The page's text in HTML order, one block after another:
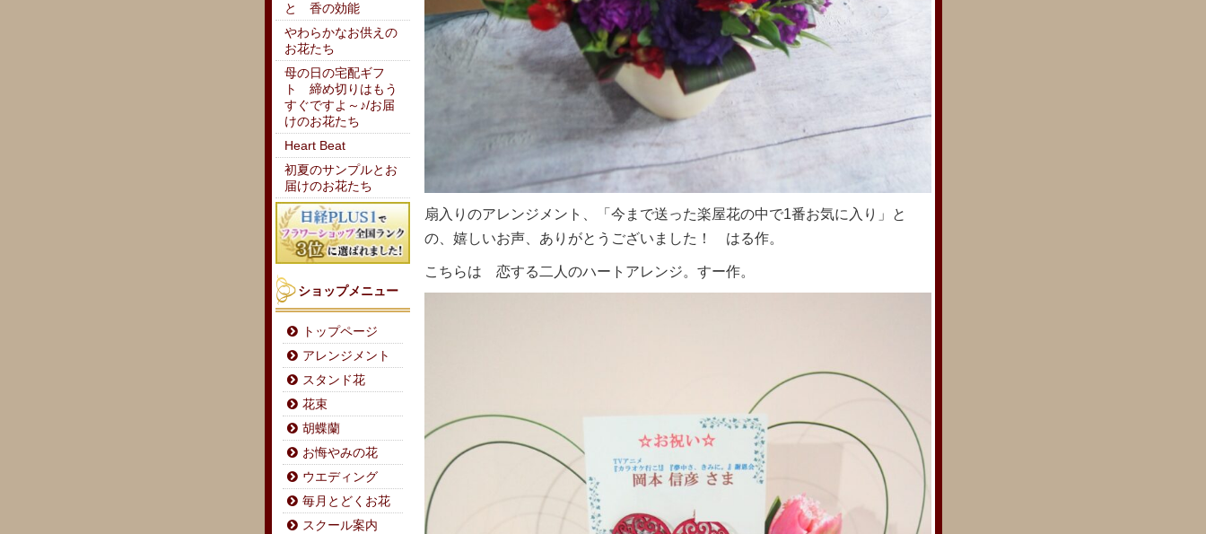
扇入りのアレンジメント、「今まで送った楽屋花の中で1番お気に入り」と
の、嬉しいお声、ありがとうございました！ はる作。
こちらは 恋する二人のハートアレンジ。すー作。
と 香の効能
やわらかなお供えの
お花たち
母の日の宅配ギフ
ト 締め切りはもう
すぐですよ～♪/お届
けのお花たち
Heart Beat
初夏のサンプルとお
届けのお花たち
ショップメニュー
トップページ
アレンジメント
スタンド花
花束
胡蝶蘭
お悔やみの花
ウエディング
毎月とどくお花
スクール案内